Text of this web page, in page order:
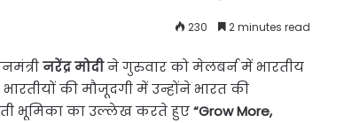
230 2 minutes read
नरेंद्र मोदीने गुरुवार को मेलबर्न में भारतीय
की मौजूदगी में उन्होंने भारत की
भूमिका का उल्लेख करते हुए“Grow More,